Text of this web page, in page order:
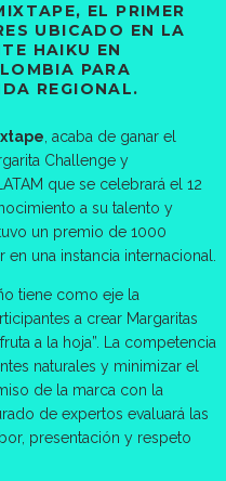
EL PRIMER
UBICADO EN LA
HAIKU EN
PARA
REGIONAL.
, acaba de ganar el
Challenge y
que se celebrará el 12
a su talento y
un premio de 1000
una instancia internacional.
tiene como eje la
a crear Margaritas
a la hoja”. La competencia
naturales y minimizar el
de la marca con la
de expertos evaluará las
presentación y respeto